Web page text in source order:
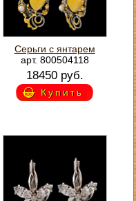
Серьги с янтарем
арт. 800504118
18450 руб.
Купить